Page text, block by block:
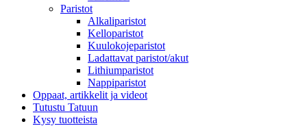
Paristot
Alkaliparistot
Kelloparistot
Kuulokojeparistot
Ladattavat paristot/akut
Lithiumparistot
Nappiparistot
Oppaat, artikkelit ja videot
Tutustu Tatuun
Kysy tuotteista